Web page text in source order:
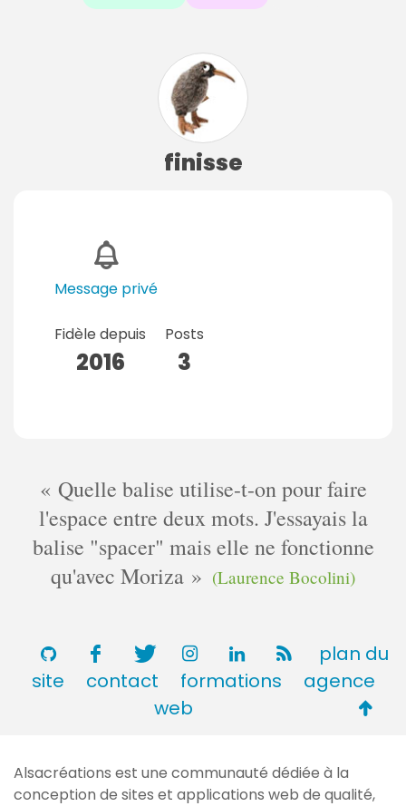
finisse
Message privé
Fidèle depuis
2016
Posts
3
Quelle balise utilise-t-on pour faire
l'espace entre deux mots. J'essayais la
balise "spacer" mais elle ne fonctionne
qu'avec Moriza
(Laurence Bocolini)
plan du
site
contact formations
agence
web
de
Alsacréations est une communauté dédiée à la
conception de sites et applications web de qualité,